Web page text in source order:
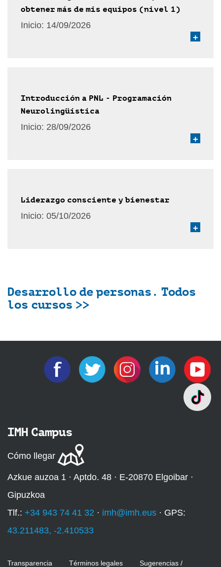
obtener más de mis equipos (nivel 1)
Inicio: 14/09/2026
+
Introducción a PNL - Programación
Neurolingüística
Inicio: 28/09/2026
+
Liderazgo consciente y bienestar
Inicio: 05/10/2026
+
Desarrollo de personas. Todos
los cursos >>
IMH Campus
Cómo llegar
Azkue auzoa 1 · Aptdo. 48 · E-20870 Elgoibar ·
Gipuzkoa
Tlf.: +34 943 74 41 32 · imh@imh.eus · GPS:
43.211483, -2.410533
Transparencia Términos legales Sugerencias /